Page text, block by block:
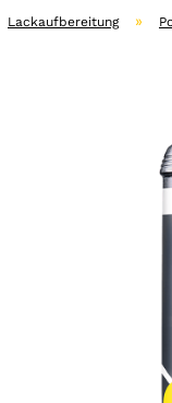
Lackaufbereitung »